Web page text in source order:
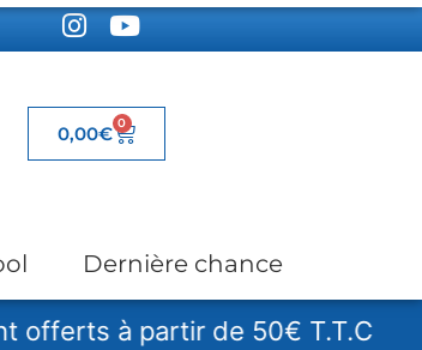
0,00€ 0
Dernière chance
à partir de 50€ T.T.C